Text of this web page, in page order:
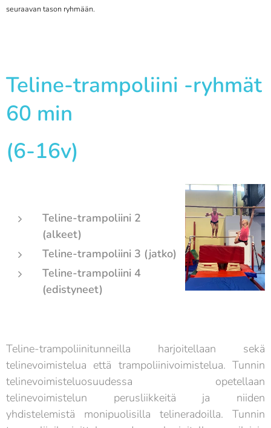
seuraavan tason ryhmään.
Teline-trampoliini -ryhmät
60 min
(6-16v)
Teline-trampoliini 2
(alkeet)
Teline-trampoliini 3 (jatko)
Teline-trampoliini 4
(edistyneet)
Teline-trampoliinitunneilla harjoitellaan sekä
telinevoimistelua että trampoliinivoimistelua. Tunnin
telinevoimisteluosuudessa opetellaan
telinevoimistelun perusliikkeitä ja niiden
yhdistelemistä monipuolisilla telineradoilla. Tunnin